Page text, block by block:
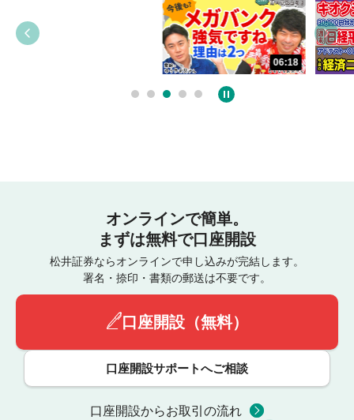
06:18
オンラインで簡単。
まずは無料で口座開設
松井証券ならオンラインで申し込みが完結します。
署名・捺印・書類の郵送は不要です。
口座開設（無料）
口座開設サポートへご相談
口座開設からお取引の流れ